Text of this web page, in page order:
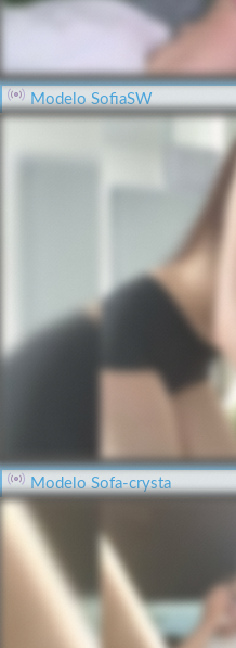
Modelo SofiaSW
Modelo Sofa-crysta